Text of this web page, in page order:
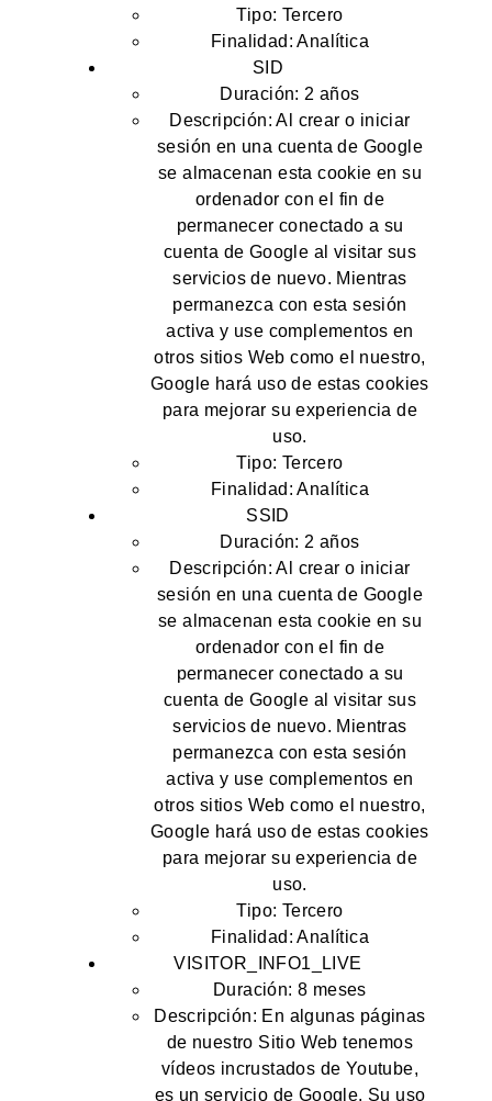
Tipo: Tercero
Finalidad: Analítica
SID
Duración: 2 años
Descripción: Al crear o iniciar
sesión en una cuenta de Google
se almacenan esta cookie en su
ordenador con el fin de
permanecer conectado a su
cuenta de Google al visitar sus
servicios de nuevo. Mientras
permanezca con esta sesión
activa y use complementos en
otros sitios Web como el nuestro,
Google hará uso de estas cookies
para mejorar su experiencia de
uso.
Tipo: Tercero
Finalidad: Analítica
SSID
Duración: 2 años
Descripción: Al crear o iniciar
sesión en una cuenta de Google
se almacenan esta cookie en su
ordenador con el fin de
permanecer conectado a su
cuenta de Google al visitar sus
servicios de nuevo. Mientras
permanezca con esta sesión
activa y use complementos en
otros sitios Web como el nuestro,
Google hará uso de estas cookies
para mejorar su experiencia de
uso.
Tipo: Tercero
Finalidad: Analítica
VISITOR_INFO1_LIVE
Duración: 8 meses
Descripción: En algunas páginas
de nuestro Sitio Web tenemos
vídeos incrustados de Youtube,
es un servicio de Google. Su uso